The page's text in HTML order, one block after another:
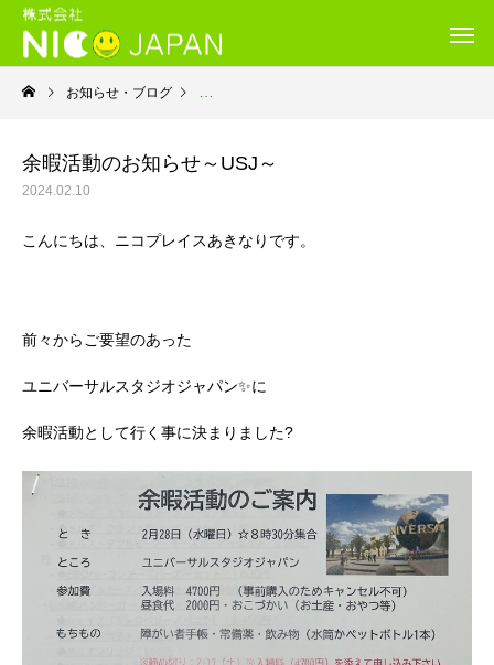
お知らせ・ブログ 就労継続支援Ｂ型・ニコプレイス
余暇活動のお知らせ～USJ～
2024.02.10
こんにちは、ニコプレイスあきなりです。
前々からご要望のあった
ユニバーサルスタジオジャパン✨に
余暇活動として行く事に決まりました?